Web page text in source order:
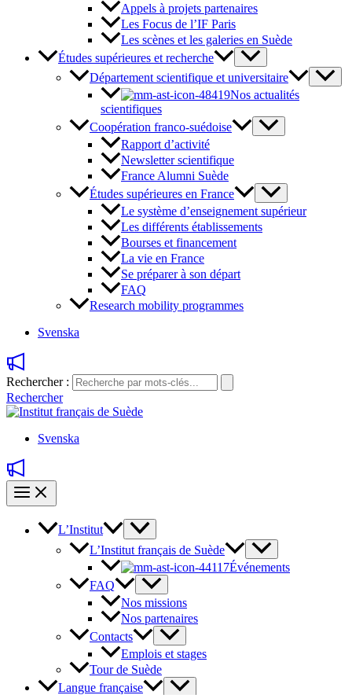
Appels à projets partenaires
Les Focus de l’IF Paris
Les scènes et les galeries en Suède
Études supérieures et recherche
Département scientifique et universitaire
Nos actualités
scientifiques
Coopération franco-suédoise
Rapport d’activité
Newsletter scientifique
France Alumni Suède
Études supérieures en France
Le système d’enseignement supérieur
Les différents établissements
Bourses et financement
La vie en France
Se préparer à son départ
FAQ
Research mobility programmes
Svenska
Rechercher :
Rechercher
Svenska
L’Institut
L’Institut français de Suède
Événements
FAQ
Nos missions
Nos partenaires
Contacts
Emplois et stages
Tour de Suède
Langue française